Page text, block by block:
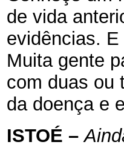
de vida
evidências.
Muita gente
com duas ou
da doença e
ISTOÉ –